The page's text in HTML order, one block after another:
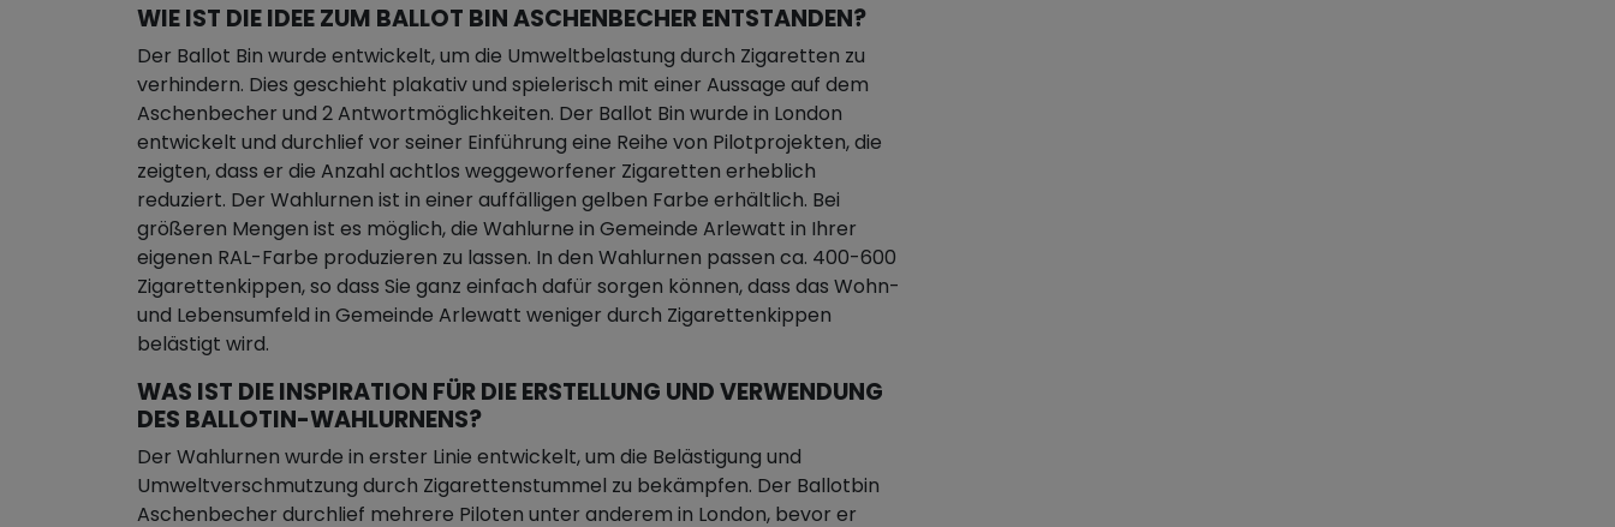
WIE IST DIE IDEE ZUM BALLOT BIN ASCHENBECHER ENTSTANDEN?
Der Ballot Bin wurde entwickelt, um die Umweltbelastung durch Zigaretten zu
verhindern. Dies geschieht plakativ und spielerisch mit einer Aussage auf dem
Aschenbecher und 2 Antwortmöglichkeiten. Der Ballot Bin wurde in London
entwickelt und durchlief vor seiner Einführung eine Reihe von Pilotprojekten, die
zeigten, dass er die Anzahl achtlos weggeworfener Zigaretten erheblich
reduziert. Der Wahlurnen ist in einer auffälligen gelben Farbe erhältlich. Bei
größeren Mengen ist es möglich, die Wahlurne in Gemeinde Arlewatt in Ihrer
eigenen RAL-Farbe produzieren zu lassen. In den Wahlurnen passen ca. 400-600
Zigarettenkippen, so dass Sie ganz einfach dafür sorgen können, dass das Wohn-
und Lebensumfeld in Gemeinde Arlewatt weniger durch Zigarettenkippen
belästigt wird.
WAS IST DIE INSPIRATION FÜR DIE ERSTELLUNG UND VERWENDUNG
DES BALLOTIN-WAHLURNENS?
Der Wahlurnen wurde in erster Linie entwickelt, um die Belästigung und
Umweltverschmutzung durch Zigarettenstummel zu bekämpfen. Der Ballotbin
Aschenbecher durchlief mehrere Piloten unter anderem in London, bevor er